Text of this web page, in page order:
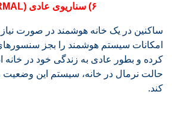
۶) سناریوی عادی (NORMAL)
ساکنین در یک خانه هوشمند در صورت نیاز
امکانات سیستم هوشمند را بجز
کرده و بطور عادی به زندگی خود در خانه
حالت نرمال در خانه، سیستم این وضعیت
کند.